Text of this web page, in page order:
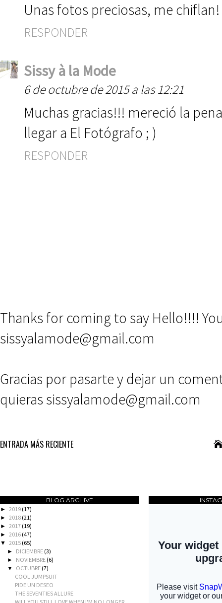
Unas fotos preciosas, me chiflan!
RESPONDER
Sissy à la Mode
6 de octubre de 2015 a las 12:21
Muchas gracias!!! mereció la
llegar a El Fotógrafo ; )
RESPONDER
Thanks for coming to say Hello!!!!
sissyalamode@gmail.com
Gracias por pasarte y dejar un
quieras sissyalamode@gmail.com
ENTRADA MÁS RECIENTE
BLOG ARCHIVE
► 2019 (17)
► 2018 (21)
► 2017 (19)
► 2016 (47)
▼ 2015 (65)
► DICIEMBRE (3)
► NOVIEMBRE (6)
▼ OCTUBRE (7)
COOL JUMPSUIT
PIDE UN DESEO
THE SEVENTIES ALLURE